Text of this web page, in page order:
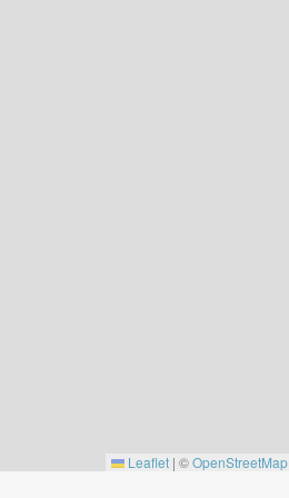
Leaflet | ©OpenStreetMap